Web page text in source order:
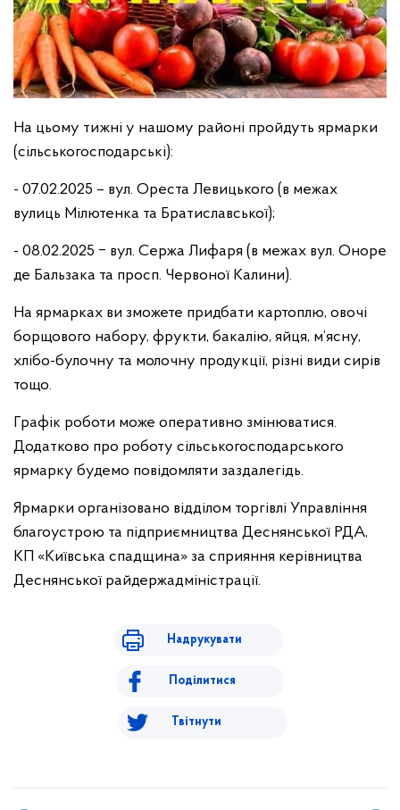
На цьому тижні у нашому районі пройдуть ярмарки
(сільськогосподарські):
- 07.02.2025 – вул. Ореста Левицького (в межах
вулиць Мілютенка та Братиславської);
- 08.02.2025 ‒ вул. Сержа Лифаря (в межах вул. Оноре
де Бальзака та просп. Червоної Калини).
На ярмарках ви зможете придбати картоплю, овочі
борщового набору, фрукти, бакалію, яйця, м’ясну,
хлібо-булочну та молочну продукції, різні види сирів
тощо.
Графік роботи може оперативно змінюватися.
Додатково про роботу сільськогосподарського
ярмарку будемо повідомляти заздалегідь.
Ярмарки організовано відділом торгівлі Управління
благоустрою та підприємництва Деснянської РДА,
КП «Київська спадщина» за сприяння керівництва
Деснянської райдержадміністрації.
Надрукувати
Поділитися
Твітнути